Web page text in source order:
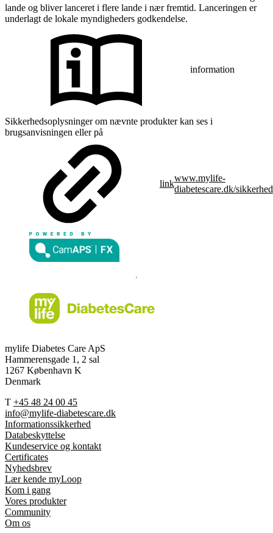
lande og bliver lanceret i flere lande i nær fremtid. Lanceringen er
underlagt de lokale myndigheders godkendelse.
information
Sikkerhedsoplysninger om nævnte produkter kan ses i
brugsanvisningen eller på
link
www.mylife-
diabetescare.dk/sikkerhed
mylife Diabetes Care ApS
Hammerensgade 1, 2 sal
1267 København K
Denmark
T +45 48 24 00 45
info@mylife-diabetescare.dk
Informationssikkerhed
Databeskyttelse
Kundeservice og kontakt
Certificates
Nyhedsbrev
Lær kende myLoop
Kom i gang
Vores produkter
Community
Om os